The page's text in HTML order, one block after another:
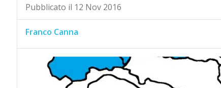
Pubblicato il 12 Nov 2016
Franco Canna